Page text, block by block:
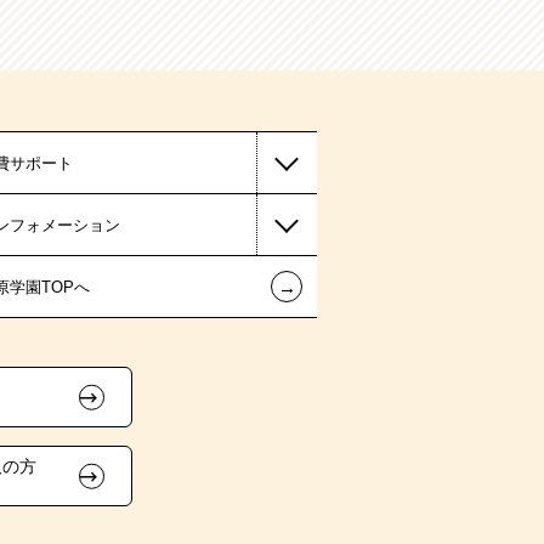
サポート
フォメーション
学園TOPへ ←
方